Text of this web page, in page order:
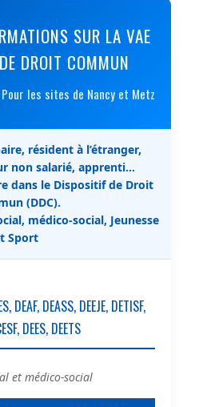
SUR LA VAE
DROIT COMMUN
les sites de Nancy et Metz
résident à l’étranger,
non salarié, apprenti…
dans le Dispositif de Droit
(DDC).
médico-social, Jeunesse
Sport
DEASS, DEEJE, DETISF,
DEES, DEETS
et médico-social